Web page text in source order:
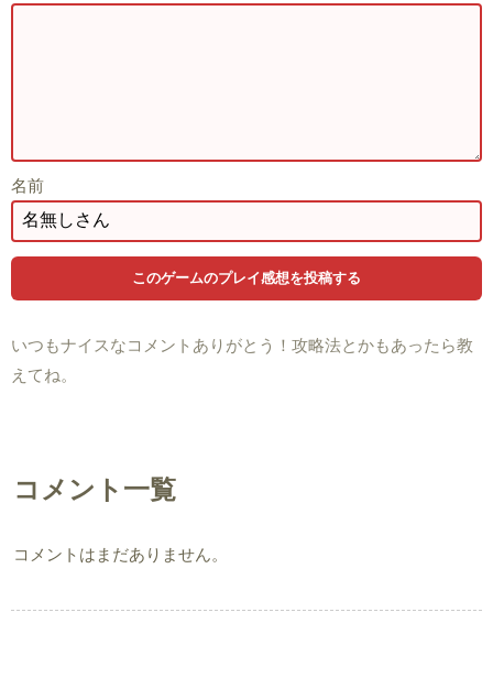
名前
いつもナイスなコメントありがとう！攻略法とかもあったら教
えてね。
コメント一覧
コメントはまだありません。